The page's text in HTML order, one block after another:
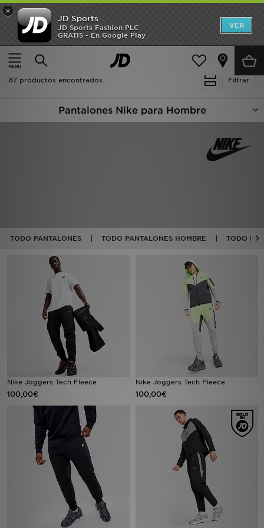
×
JD Sports
JD Sports Fashion PLC
GRATIS - En Google Play
VER
Página principal
Hombre
Ropa de hombre
Filtrar
87 productos encontrados
Pantalones Nike para Hombre
TODO PANTALONES TODO PANTALONES HOMBRE TODO
Nike Joggers Tech Fleece
100,00€
Nike Joggers Tech Fleece
100,00€
Hombre
Mujer
Ofertas
TARJETA REGALO